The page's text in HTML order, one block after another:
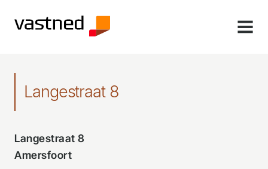
MENU
Langestraat 8
Langestraat 8
Amersfoort